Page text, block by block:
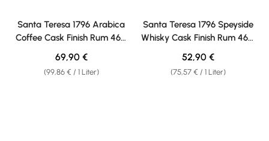
Santa Teresa 1796 Arabica
Coffee Cask Finish Rum 46%
vol. 0,70l
(99,86 € / 1 Liter)
Regulärer Preis:
69,90 €
Santa Teresa 1796 Speyside
Whisky Cask Finish Rum 46%
vol. 0,70l
(75,57 € / 1 Liter)
Regulärer Preis:
52,90 €